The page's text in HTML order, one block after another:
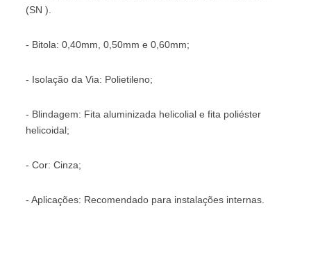
(SN ).
- Bitola: 0,40mm, 0,50mm e 0,60mm;
- Isolação da Via: Polietileno;
- Blindagem: Fita aluminizada helicolial e fita poliéster
helicoidal;
- Cor: Cinza;
- Aplicações: Recomendado para instalações internas.